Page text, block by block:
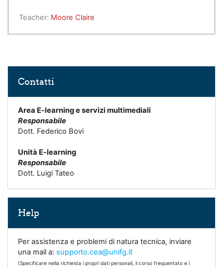
Teacher: Moore Claire
Contatti
Area E-learning e servizi multimediali
Responsabile
Dott. Federico Bovi
Unità E-learning
Responsabile
Dott. Luigi Tateo
Help
Per assistenza e problemi di natura tecnica, inviare
una mail a: supporto.cea@unifg.it
(Specificare nella richiesta i propri dati personali, il corso frequentato e i